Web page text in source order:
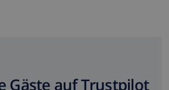
Gäste auf Trustpilot